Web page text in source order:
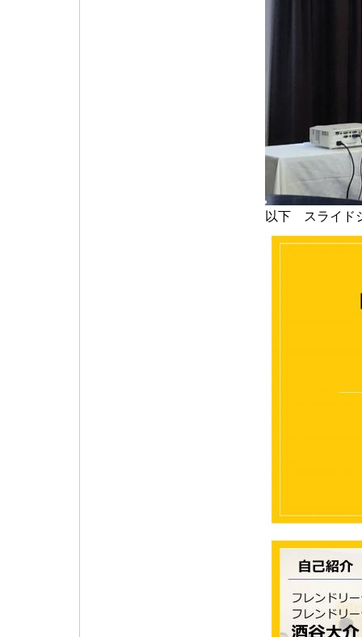
以下 スライド